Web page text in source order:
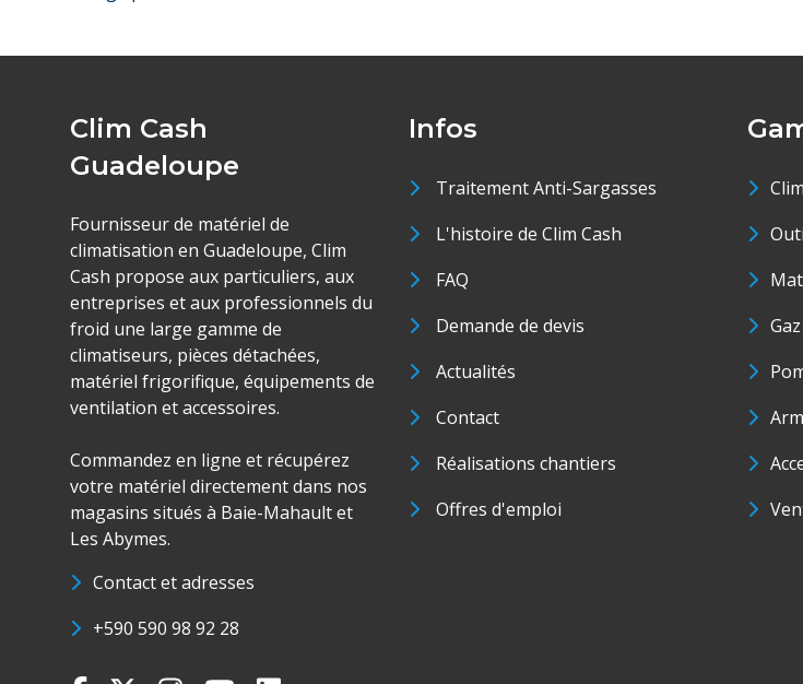
Clim Cash
Guadeloupe
Fournisseur de matériel de
climatisation en Guadeloupe, Clim
Cash propose aux particuliers, aux
entreprises et aux professionnels du
froid une large gamme de
climatiseurs, pièces détachées,
matériel frigorifique, équipements de
ventilation et accessoires.
Commandez en ligne et récupérez
votre matériel directement dans nos
magasins situés à Baie-Mahault et
Les Abymes.
Contact et adresses
+590 590 98 92 28
Infos
Traitement Anti-Sargasses
L'histoire de Clim Cash
FAQ
Demande de devis
Actualités
Contact
Réalisations chantiers
Offres d'emploi